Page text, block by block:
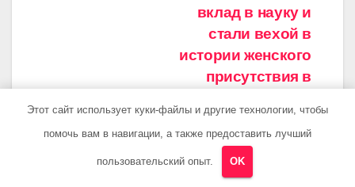
вклад в науку и
стали вехой в
истории женского
присутствия в
знания
Этот сайт использует куки-файлы и другие технологии, чтобы
помочь вам в навигации, а также предоставить лучший
пользовательский опыт. OK